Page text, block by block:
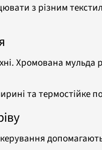
з різним
Хромована
та термостійке